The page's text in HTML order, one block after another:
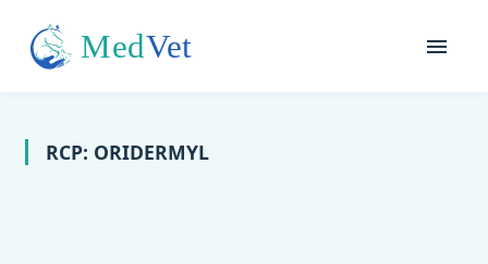
RCP: ORIDERMYL